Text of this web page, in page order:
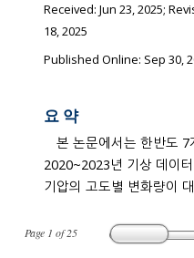
Page 1 of25
Received: Jun 23, 2025;
18, 2025
Published Online: Sep 30,
요 약
본 논문에서는 한반도 7
2020~2023년 기상 데이
기압의 고도별 변화량이 대기 굴절 계수 변화량에 미치는